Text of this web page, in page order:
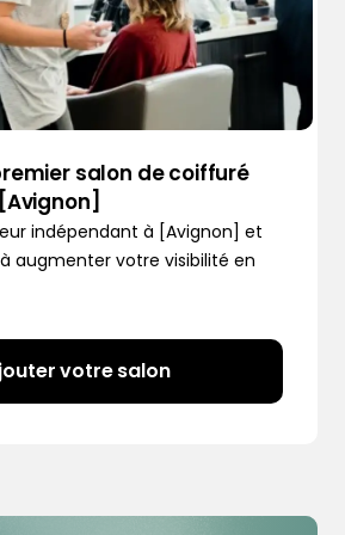
salon de coiffuré
indépendant à [Avignon] et
augmenter votre visibilité en
votre salon